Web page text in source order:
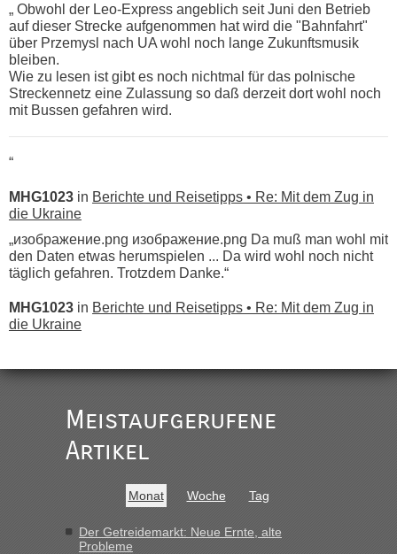
„ Obwohl der Leo-Express angeblich seit Juni den Betrieb
auf dieser Strecke aufgenommen hat wird die "Bahnfahrt"
über Przemysl nach UA wohl noch lange Zukunftsmusik
bleiben.
Wie zu lesen ist gibt es noch nichtmal für das polnische
Streckennetz eine Zulassung so daß derzeit dort wohl noch
mit Bussen gefahren wird.
“
MHG1023 in Berichte und Reisetipps • Re: Mit dem Zug in
die Ukraine
„изображение.png изображение.png Da muß man wohl mit
den Daten etwas herumspielen ... Da wird wohl noch nicht
täglich gefahren. Trotzdem Danke.“
MHG1023 in Berichte und Reisetipps • Re: Mit dem Zug in
die Ukraine
Ist korrekt, aber ich finde man hätte trotzdem im Text gleich
darauf hinweisen können.
War aber nicht "böse" gemeint ...
buchbar - warum auch immer ...
Hab´s versucht - bekomme aber immer angezeigt "auf dieser
Strecke fahren wir nicht"
Meistaufgerufene
Artikel
Monat Woche Tag
Der Getreidemarkt: Neue Ernte, alte
Probleme